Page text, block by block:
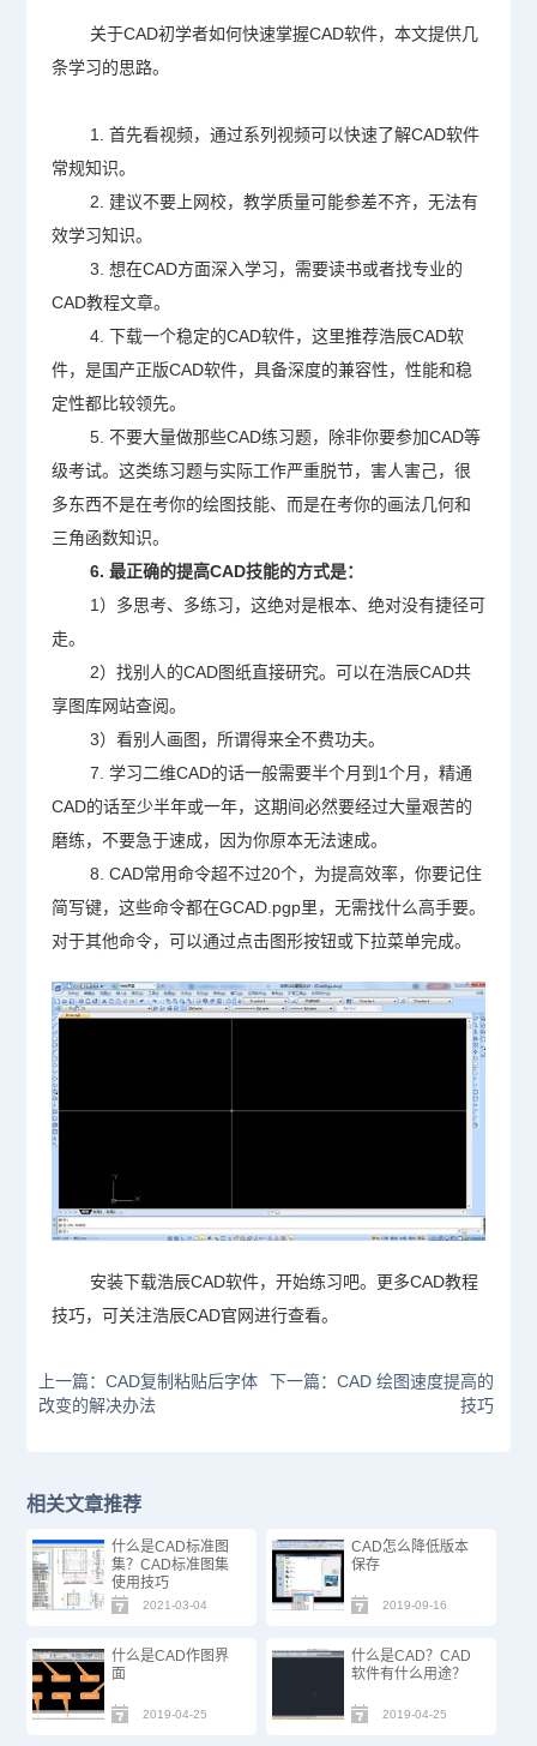
关于CAD初学者如何快速掌握CAD软件，本文提供几
条学习的思路。
1. 首先看视频，通过系列视频可以快速了解CAD软件
常规知识。
2. 建议不要上网校，教学质量可能参差不齐，无法有
效学习知识。
3. 想在CAD方面深入学习，需要读书或者找专业的
CAD教程文章。
4. 下载一个稳定的CAD软件，这里推荐浩辰CAD软
件，是国产正版CAD软件，具备深度的兼容性，性能和稳
定性都比较领先。
5. 不要大量做那些CAD练习题，除非你要参加CAD等
级考试。这类练习题与实际工作严重脱节，害人害己，很
多东西不是在考你的绘图技能、而是在考你的画法几何和
三角函数知识。
6. 最正确的提高CAD技能的方式是：
1）多思考、多练习，这绝对是根本、绝对没有捷径可
走。
2）找别人的CAD图纸直接研究。可以在浩辰CAD共
享图库网站查阅。
3）看别人画图，所谓得来全不费功夫。
7. 学习二维CAD的话一般需要半个月到1个月，精通
CAD的话至少半年或一年，这期间必然要经过大量艰苦的
磨练，不要急于速成，因为你原本无法速成。
8. CAD常用命令超不过20个，为提高效率，你要记住
简写键，这些命令都在GCAD.pgp里，无需找什么高手要。
对于其他命令，可以通过点击图形按钮或下拉菜单完成。
安装下载浩辰CAD软件，开始练习吧。更多CAD教程
技巧，可关注浩辰CAD官网进行查看。
上一篇：CAD复制粘贴后字体
改变的解决办法
下一篇：CAD 绘图速度提高的
技巧
相关文章推荐
什么是CAD标准图
集？CAD标准图集
使用技巧
2021-03-04
CAD怎么降低版本
保存
2019-09-16
什么是CAD作图界
面
2019-04-25
什么是CAD？CAD
软件有什么用途？
2019-04-25